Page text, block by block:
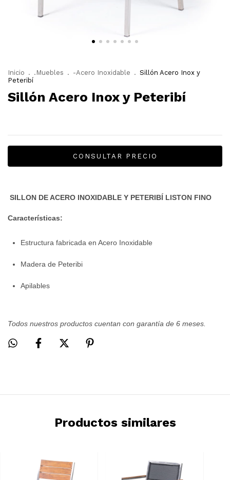
Inicio . .Muebles . -Acero Inoxidable . Sillón Acero Inox y
Peteribí
Sillón Acero Inox y Peteribí
SILLON DE ACERO INOXIDABLE Y PETERIBÍ LISTON FINO
Características:
Estructura fabricada en Acero Inoxidable
Madera de Peteribi
Apilables
Todos nuestros productos cuentan con garantía de 6 meses.
Productos similares